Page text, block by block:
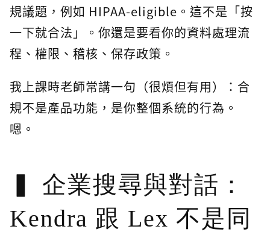
規議題，例如 HIPAA-eligible。這不是「按
一下就合法」。你還是要看你的資料處理流
程、權限、稽核、保存政策。
我上課時老師常講一句（很煩但有用）：合
規不是產品功能，是你整個系統的行為。
嗯。
企業搜尋與對話：
Kendra 跟 Lex 不是同